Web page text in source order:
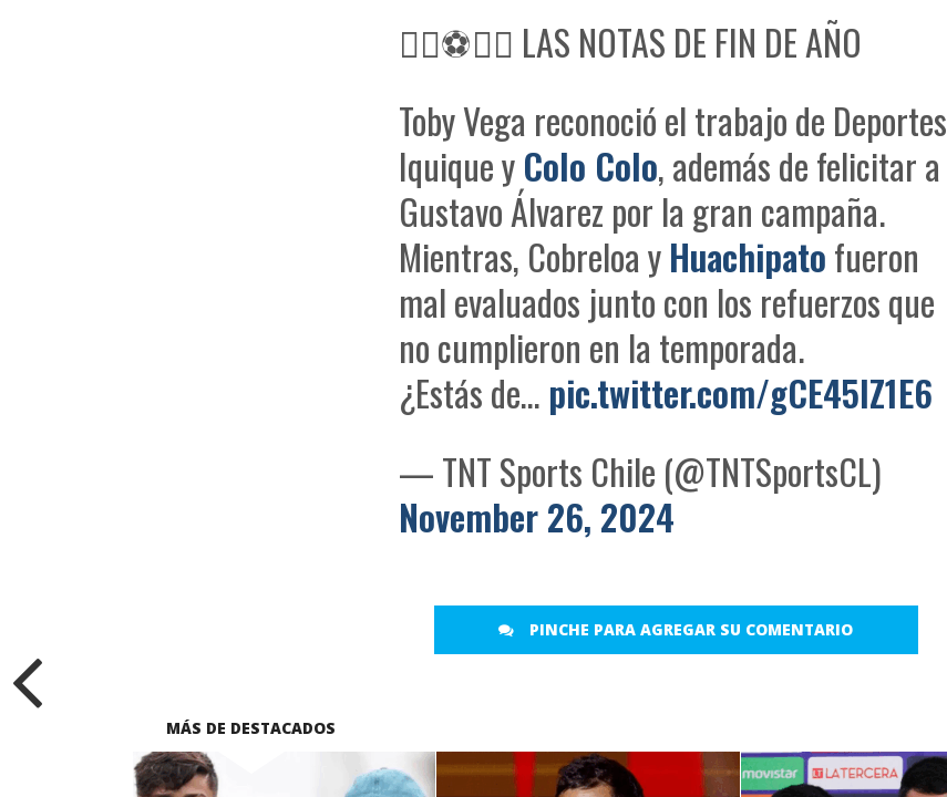
👍🏼⚽👎🏼 LAS NOTAS DE FIN DE AÑO
Toby Vega reconoció el trabajo de Deportes
Iquique yColo Colo, además de felicitar a
Gustavo Álvarez por la gran campaña.
Mientras, Cobreloa yHuachipatofueron
mal evaluados junto con los refuerzos que
no cumplieron en la temporada.
¿Estás de… pic.twitter.com/gCE45IZ1E6
— TNT Sports Chile (@TNTSportsCL)
November 26, 2024
PINCHE PARA AGREGAR SU COMENTARIO
MÁS DE DESTACADOS